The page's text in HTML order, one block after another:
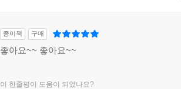
종이책 구매
좋아요~~ 좋아요~~
이 한줄평이 도움이 되었나요?